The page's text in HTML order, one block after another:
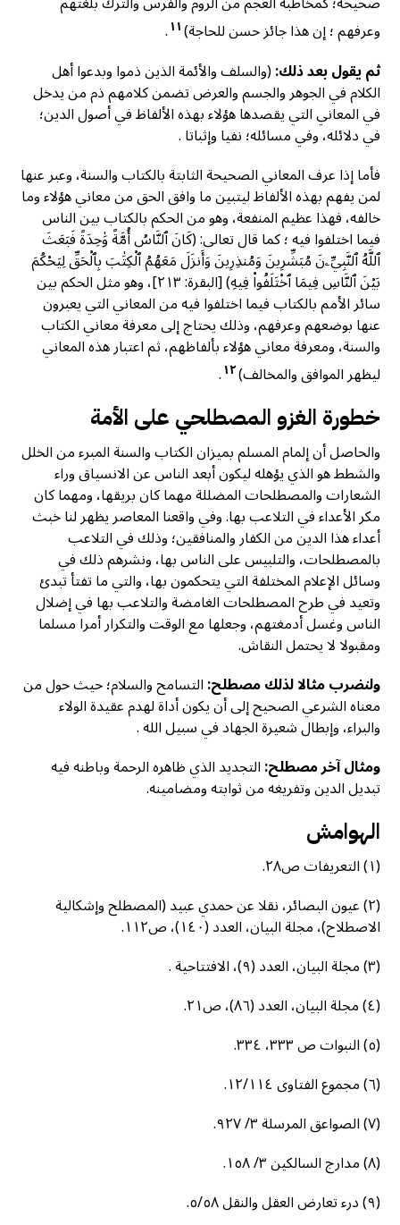
وعرفهم ؛ إن هذا جائز حسن للحاجة)١١.
ثم يقول بعد ذلك:(والسلف والأئمة الذين ذموا وبدعوا أهل
الكلام في الجوهر والجسم والعرض تضمن كلامهم ذم من يدخل
في المعاني التي يقصدها هؤلاء بهذه الألفاظ في أصول الدين؛
في دلائله، وفي مسائله؛ نفيا وإثباتا .
فأما إذا عرف المعاني الصحيحة الثابتة بالكتاب والسنة، وعبر عنها
لمن يفهم بهذه الألفاظ ليتبين ما وافق الحق من معاني هؤلاء وما
خالفه، فهذا عظيم المنفعة، وهو من الحكم بالكتاب بين الناس
فيما اختلفوا فيه ؛ كما قال تعالى: (كَانَ ٱلنَّاسُ أُمَّةً وَٰحِدَةً فَبَعَثَ
ٱللَّهُ ٱلنَّبِيِّۦنَ مُبَشِّرِينَ وَمُنذِرِينَ وَأَنزَلَ مَعَهُمُ ٱلْكِتَٰبَ بِٱلْحَقِّ لِيَحْكُمَ
بَيْنَ ٱلنَّاسِ فِيمَا ٱخْتَلَفُواْ فِيهِ) [البقرة: ٢١٣]، وهو مثل الحكم بين
سائر الأمم بالكتاب فيما اختلفوا فيه من المعاني التي يعبرون
عنها بوضعهم وعرفهم، وذلك يحتاج إلى معرفة معاني الكتاب
والسنة، ومعرفة معاني هؤلاء بألفاظهم، ثم اعتبار هذه المعاني
ليظهر الموافق والمخالف)١٢.
خطورة الغزو المصطلحي على الأمة
والحاصل أن إلمام المسلم بميزان الكتاب والسنة المبرء من الخلل
والشطط هو الذي يؤهله ليكون أبعد الناس عن الانسياق وراء
الشعارات والمصطلحات المضللة مهما كان بريقها، ومهما كان
مكر الأعداء في التلاعب بها. وفي واقعنا المعاصر يظهر لنا خبث
أعداء هذا الدين من الكفار والمنافقين؛ وذلك في التلاعب
بالمصطلحات، والتلبيس على الناس بها، ونشرهم ذلك في
وسائل الإعلام المختلفة التي يتحكمون بها، والتي ما تفتأ تبدئ
وتعيد في طرح المصطلحات الغامضة والتلاعب بها في إضلال
الناس وغسل أدمغتهم، وجعلها مع الوقت والتكرار أمرا مسلما
ومقبولا لا يحتمل النقاش.
ولنضرب مثالا لذلك مصطلح:التسامح والسلام؛ حيث حول من
معناه الشرعي الصحيح إلى أن يكون أداة لهدم عقيدة الولاء
والبراء، وإبطال شعيرة الجهاد في سبيل الله .
ومثال آخر مصطلح:التجديد الذي ظاهره الرحمة وباطنه فيه
تبديل الدين وتفريغه من ثوابته ومضامينه.
الهوامش
(١) التعريفات ص٢٨.
(٢) عيون البصائر، نقلا عن حمدي عبيد (المصطلح وإشكالية
الاصطلاح)، مجلة البيان، العدد (١٤٠)، ص١١٢.
(٣) مجلة البيان، العدد (٩)، الافتتاحية .
(٤) مجلة البيان، العدد (٨٦)، ص٢١.
(٥) النبوات ص ٣٣٣، ٣٣٤.
(٦) مجموع الفتاوی ١٢/١١٤.
(٧) الصواعق المرسلة ٣/ ٩٢٧.
(٨) مدارج السالكين ٣/ ١٥٨.
(٩) درء تعارض العقل والنقل ٥/٥٨.